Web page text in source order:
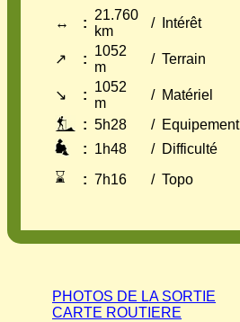
↔ :
21.760
km
/ Intérêt
↗ :
1052
m
/ Terrain
↘
:
1052
m
/ Matériel
: 5h28 / Equipement
: 1h48 / Difficulté
⌛
: 7h16 / Topo
PHOTOS DE LA SORTIE
CARTE ROUTIERE